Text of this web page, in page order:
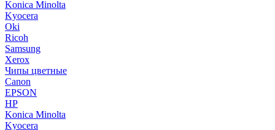
Konica Minolta
Kyocera
Oki
Ricoh
Samsung
Xerox
Чипы цветные
Canon
EPSON
HP
Konica Minolta
Kyocera